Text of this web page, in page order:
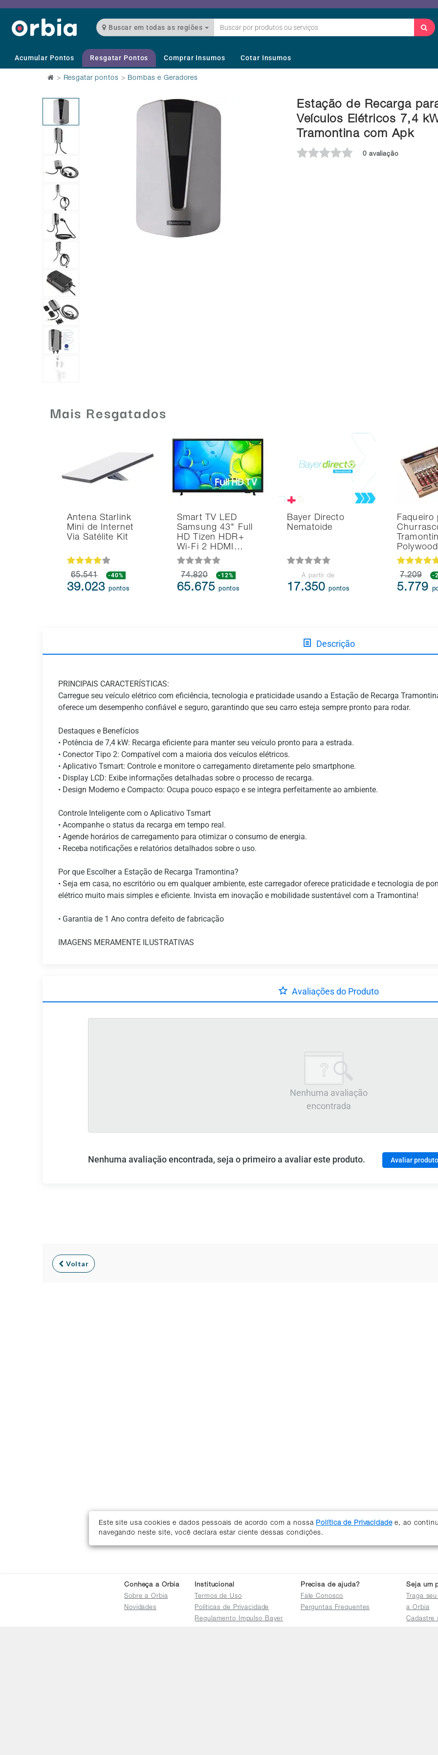
Buscar em todas as regiões
Acumular Pontos Resgatar Pontos Comprar Insumos Cotar Insumos
Este site usa cookies e dados pessoais de acordo com a nossa Política de Privacidadee, ao
navegando neste site, você declara estar ciente dessas condições.
> Resgatar pontos > Bombas e Geradores
Estação de Recarga
Veículos Elétricos 7,4
Tramontina com Apk
0 avaliação
Mais Resgatados
Antena Starlink
Mini de Internet
Via Satélite Kit
65.541 -40%
39.023pontos
Smart TV LED
Samsung 43" Full
HD Tizen HDR+
Wi-Fi 2 HDMI…
74.820 -12%
65.675pontos
Bayer Directo
Nematoide
A partir de
17.350pontos
Faqueiro
7.209 -
5.779
Descrição
PRINCIPAIS CARACTERÍSTICAS:
Carregue seu veículo elétrico com eficiência, tecnologia e praticidade usando a Estação de Recarga
oferece um desempenho confiável e seguro, garantindo que seu carro esteja sempre pronto para rodar.
Destaques e Benefícios
• Potência de 7,4 kW: Recarga eficiente para manter seu veículo pronto para a estrada.
• Conector Tipo 2: Compatível com a maioria dos veículos elétricos.
• Aplicativo Tsmart: Controle e monitore o carregamento diretamente pelo smartphone.
• Display LCD: Exibe informações detalhadas sobre o processo de recarga.
• Design Moderno e Compacto: Ocupa pouco espaço e se integra perfeitamente ao ambiente.
Controle Inteligente com o Aplicativo Tsmart
• Acompanhe o status da recarga em tempo real.
• Agende horários de carregamento para otimizar o consumo de energia.
• Receba notificações e relatórios detalhados sobre o uso.
Por que Escolher a Estação de Recarga Tramontina?
• Seja em casa, no escritório ou em qualquer ambiente, este carregador oferece praticidade e tecnologia de
elétrico muito mais simples e eficiente. Invista em inovação e mobilidade sustentável com a Tramontina!
• Garantia de 1 Ano contra defeito de fabricação
IMAGENS MERAMENTE ILUSTRATIVAS
Avaliações do Produto
Nenhuma avaliação
encontrada
Nenhuma avaliação encontrada, seja o primeiro a avaliar este produto. Avaliar produto
Voltar
Conheça a Orbia
Sobre a Orbia
Novidades
Institucional
Termos de Uso
Políticas de Privacidade
Regulamento Impulso Bayer
Precisa de ajuda?
Fale Conosco
Perguntas Frequentes
Seja um
Traga
a Orbia
Cadastre